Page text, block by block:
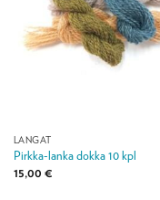
LANGAT
Pirkka-lanka dokka 10 kpl
15,00 €